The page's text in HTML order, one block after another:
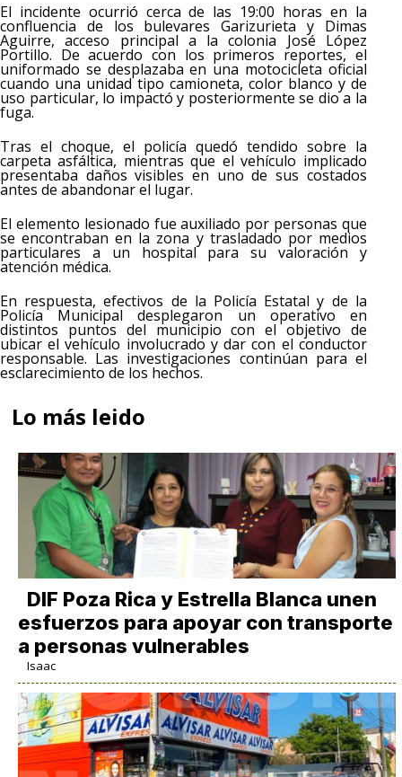
El incidente ocurrió cerca de las 19:00 horas en la
confluencia de los bulevares Garizurieta y Dimas
Aguirre, acceso principal a la colonia José López
Portillo. De acuerdo con los primeros reportes, el
uniformado se desplazaba en una motocicleta oficial
cuando una unidad tipo camioneta, color blanco y de
uso particular, lo impactó y posteriormente se dio a la
fuga.
Tras el choque, el policía quedó tendido sobre la
carpeta asfáltica, mientras que el vehículo implicado
presentaba daños visibles en uno de sus costados
antes de abandonar el lugar.
El elemento lesionado fue auxiliado por personas que
se encontraban en la zona y trasladado por medios
particulares a un hospital para su valoración y
atención médica.
En respuesta, efectivos de la Policía Estatal y de la
Policía Municipal desplegaron un operativo en
distintos puntos del municipio con el objetivo de
ubicar el vehículo involucrado y dar con el conductor
responsable. Las investigaciones continúan para el
esclarecimiento de los hechos.
Lo más leido
DIF Poza Rica y Estrella Blanca unen
esfuerzos para apoyar con transporte
a personas vulnerables
Isaac